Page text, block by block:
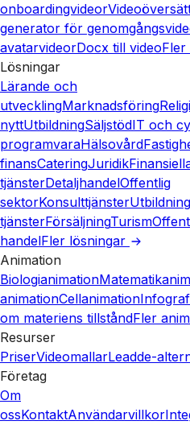
onboardingvideor
generator för
avatarvideorDocx till videoFler
Lösningar
Lärande och
utvecklingMarknadsföring
nyttUtbildningSäljstödIT och
programvaraHälsovård
finansCateringJuridik
tjänsterDetaljhandelOffentlig
sektorKonsulttjänsterUtbildning
tjänsterFörsäljningTurism
handelFler lösningar
Animation
Biologianimation
animationCellanimation
om materiens tillståndFler
Resurser
PriserVideomallarLeadde-
Företag
Om
ossKontaktAnvändarvillkor